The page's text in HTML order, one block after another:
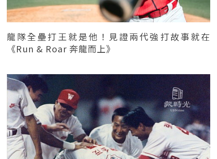
龍隊全壘打王就是他！見證兩代強打故事就在
《Run & Roar 奔龍而上》